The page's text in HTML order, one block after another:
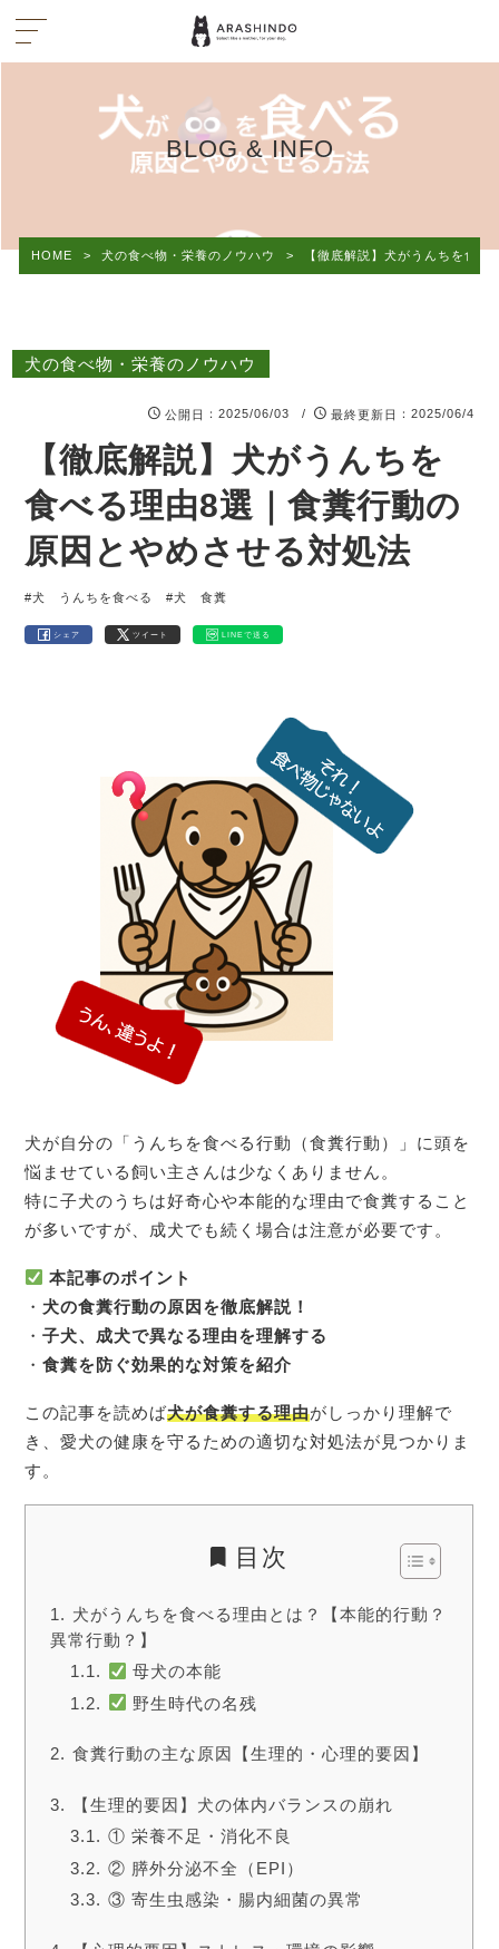
BLOG & INFO
HOME > 犬の食べ物・栄養のノウハウ > 【徹底解説】犬がうんちを食
犬の食べ物・栄養のノウハウ
公開日 ：2025/06/03 / 最終更新日 ：2025/06/4
【徹底解説】犬がうんちを
食べる理由8選｜食糞行動の
原因とやめさせる対処法
#犬 うんちを食べる #犬 食糞
シェア ツイート LINEで送る
犬が自分の「うんちを食べる行動（食糞行動）」に頭を
悩ませている飼い主さんは少なくありません。
特に子犬のうちは好奇心や本能的な理由で食糞すること
が多いですが、成犬でも続く場合は注意が必要です。
本記事のポイント
・犬の食糞行動の原因を徹底解説！
・子犬、成犬で異なる理由を理解する
・食糞を防ぐ効果的な対策を紹介
この記事を読めば犬が食糞する理由がしっかり理解で
き、愛犬の健康を守るための適切な対処法が見つかりま
す。
目次
犬がうんちを食べる理由とは？【本能的行動？
異常行動？】
母犬の本能
野生時代の名残
食糞行動の主な原因【生理的・心理的要因】
【生理的要因】犬の体内バランスの崩れ
① 栄養不足・消化不良
② 膵外分泌不全（EPI）
③ 寄生虫感染・腸内細菌の異常